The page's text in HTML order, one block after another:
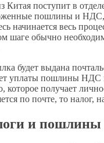
Китая поступит в
пошлины и
начинается весь
шаге обычно
будет выдана
уплаты пошлины НДС
которое получает
по почте, то
и пошлины